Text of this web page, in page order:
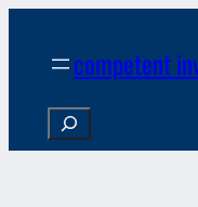
competent
Search